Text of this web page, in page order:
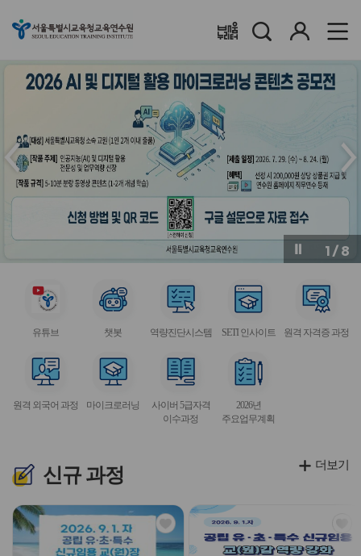
배움누리터
1 / 8
인
메
슬
다
음
버
서
스
이
콘
유튜브
서
스
이
콘
챗봇
서
스
이
콘
역량진단시스템
서
스
이
콘
SETI 인사이트
서
스
원격 자격증 과정
서
스
원격 외국어 과정
서
스
마이크로러닝
서
스
아
사이버 5급자격
이수과정
서
스
아
2026년
주요업무계획
신규 과정
관
심
아
심
아
더보기